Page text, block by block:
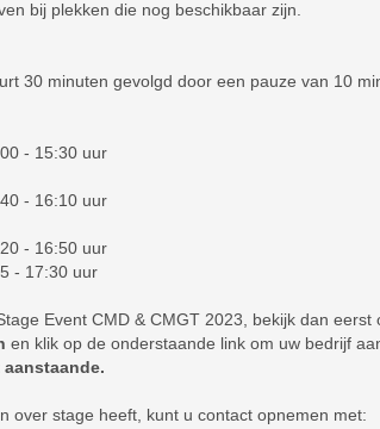
bij plekken die nog beschikbaar zijn.
30 minuten gevolgd door een pauze van 10
- 15:30 uur
- 16:10 uur
- 16:50 uur
uur
Event CMD & CMGT 2023, bekijk dan eerst
en klik op de onderstaande link om uw bedrijf
aanstaande.
over stage heeft, kunt u contact opnemen met: